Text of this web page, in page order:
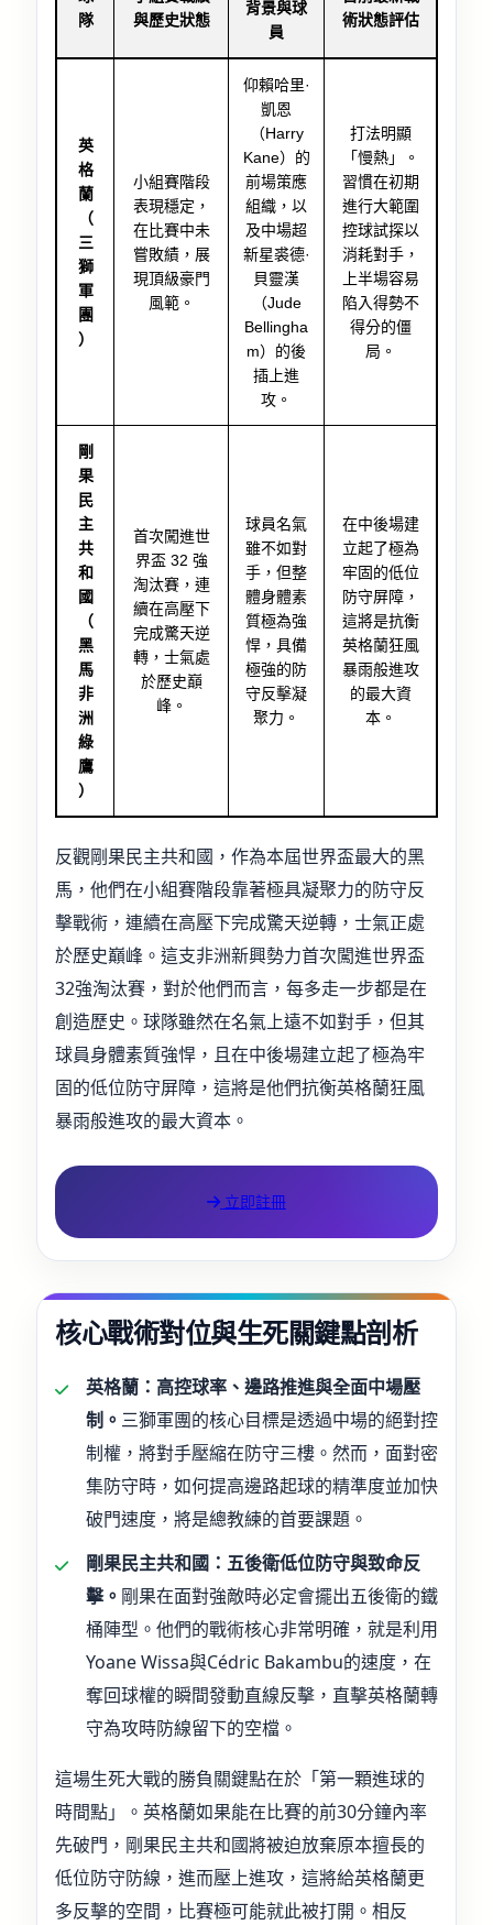
隊
與歷史狀態
背景與球
員
術狀態評估
英
格
蘭
（
三
獅
軍
團
）
小組賽階段
表現穩定，
在比賽中未
嘗敗績，展
現頂級豪門
風範。
仰賴哈里·
凱恩
（Harry
Kane）的
前場策應
組織，以
及中場超
新星裘德·
貝靈漢
（Jude
Bellingha
m）的後
插上進
攻。
打法明顯
「慢熱」。
習慣在初期
進行大範圍
控球試探以
消耗對手，
上半場容易
陷入得勢不
得分的僵
局。
剛
果
民
主
共
和
國
（
黑
馬
非
洲
綠
鷹
）
首次闖進世
界盃 32 強
淘汰賽，連
續在高壓下
完成驚天逆
轉，士氣處
於歷史巔
峰。
球員名氣
雖不如對
手，但整
體身體素
質極為強
悍，具備
極強的防
守反擊凝
聚力。
在中後場建
立起了極為
牢固的低位
防守屏障，
這將是抗衡
英格蘭狂風
暴雨般進攻
的最大資
本。
反觀剛果民主共和國，作為本屆世界盃最大的黑
馬，他們在小組賽階段靠著極具凝聚力的防守反
擊戰術，連續在高壓下完成驚天逆轉，士氣正處
於歷史巔峰。這支非洲新興勢力首次闖進世界盃
32強淘汰賽，對於他們而言，每多走一步都是在
創造歷史。球隊雖然在名氣上遠不如對手，但其
球員身體素質強悍，且在中後場建立起了極為牢
固的低位防守屏障，這將是他們抗衡英格蘭狂風
暴雨般進攻的最大資本。
立即註冊
核心戰術對位與生死關鍵點剖析
英格蘭：高控球率、邊路推進與全面中場壓
制。 三獅軍團的核心目標是透過中場的絕對控
制權，將對手壓縮在防守三樓。然而，面對密
集防守時，如何提高邊路起球的精準度並加快
破門速度，將是總教練的首要課題。
剛果民主共和國：五後衛低位防守與致命反
擊。 剛果在面對強敵時必定會擺出五後衛的鐵
桶陣型。他們的戰術核心非常明確，就是利用
Yoane Wissa與Cédric Bakambu的速度，在
奪回球權的瞬間發動直線反擊，直擊英格蘭轉
守為攻時防線留下的空檔。
這場生死大戰的勝負關鍵點在於「第一顆進球的
時間點」。英格蘭如果能在比賽的前30分鐘內率
先破門，剛果民主共和國將被迫放棄原本擅長的
低位防守防線，進而壓上進攻，這將給英格蘭更
多反擊的空間，比賽極可能就此被打開。相反